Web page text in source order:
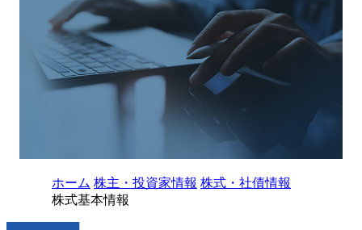
ホーム 株主・投資家情報 株式・社債情報
株式基本情報